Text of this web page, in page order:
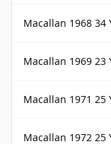
Macallan 1968 34
Macallan 1969 23
Macallan 1971 25
Macallan 1972 25